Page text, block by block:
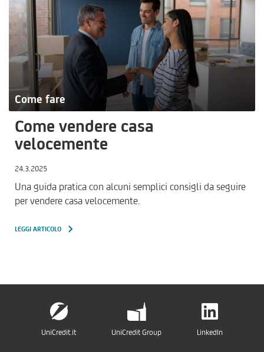
Come fare
Come vendere casa
velocemente
24.3.2025
Una guida pratica con alcuni semplici consigli da seguire
per vendere casa velocemente.
LEGGI ARTICOLO
UniCredit.it UniCredit Group LinkedIn